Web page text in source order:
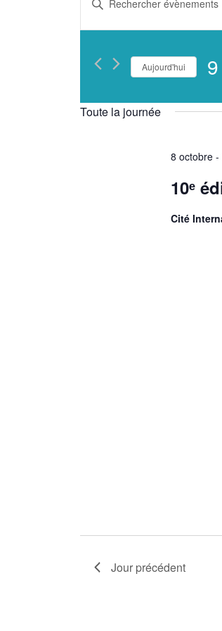
et
navigation
vues
Évènements
Rechercher
Évènements
mot-
Aujourd'hui
Toute la journée
8 octobre -
10ᵉ
Cité
Jour précédent